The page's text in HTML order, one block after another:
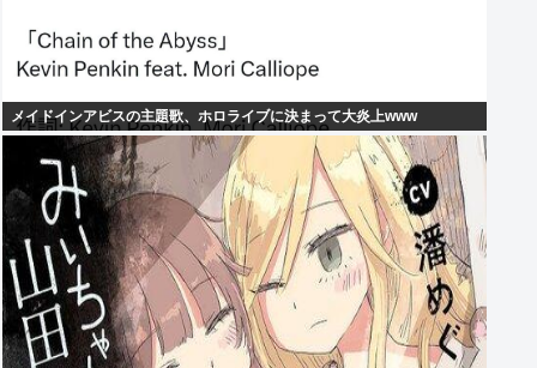
メイドインアビスの主題歌、ホロライブに決まって大炎上www